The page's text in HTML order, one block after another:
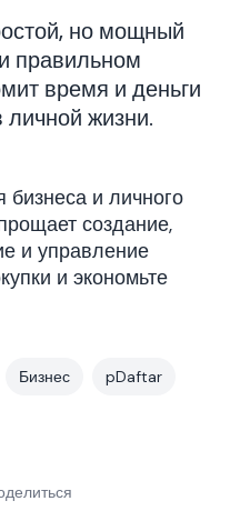
но мощный
правильном
время и деньги
личной жизни.
бизнеса и личного
создание,
и управление
и экономьте
Бизнес pDaftar